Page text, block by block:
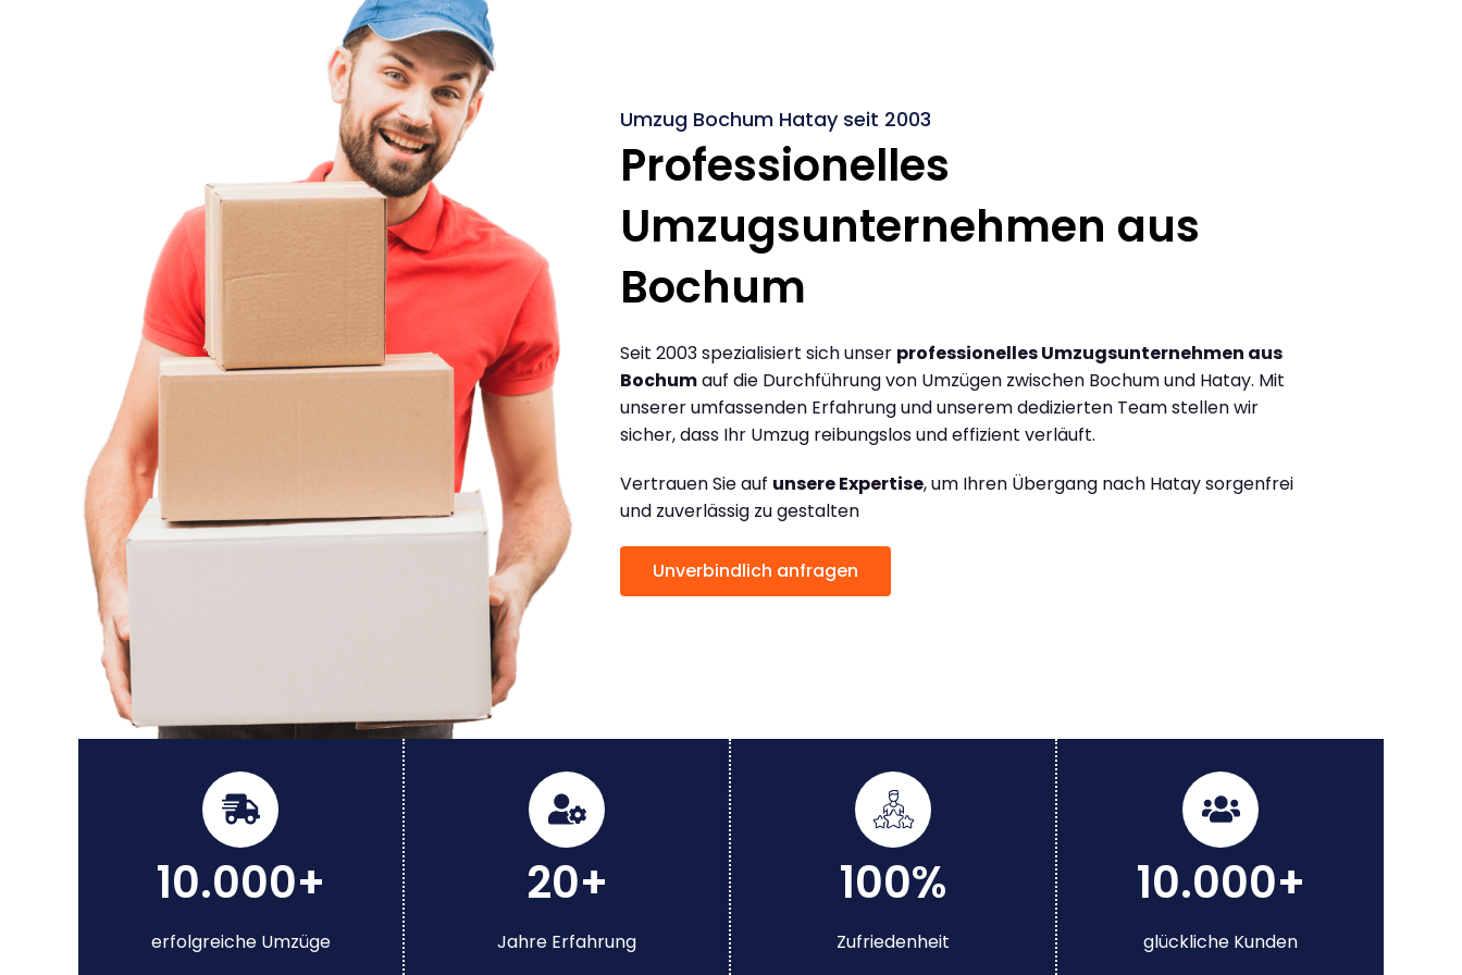
Umzug Bochum Hatay seit 2003
Professionelles
Umzugsunternehmen aus
Bochum
Seit 2003 spezialisiert sich unser professionelles Umzugsunternehmen aus
Bochumauf die Durchführung von Umzügen zwischen Bochum und Hatay. Mit
unserer umfassenden Erfahrung und unserem dedizierten Team stellen wir
sicher, dass Ihr Umzug reibungslos und effizient verläuft.
Vertrauen Sie auf unsere Expertise, um Ihren Übergang nach Hatay sorgenfrei
und zuverlässig zu gestalten
Unverbindlich anfragen
10.000+
erfolgreiche Umzüge
20+
Jahre Erfahrung
100%
Zufriedenheit
10.000+
glückliche Kunden